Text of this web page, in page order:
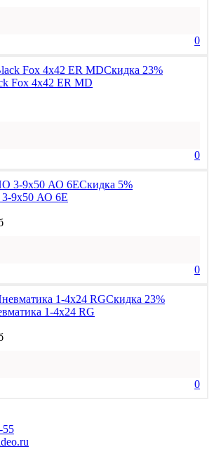
0
Скидка 23%
Fox 4x42 ER MD
0
Скидка 5%
9x50 АО 6Е
0
Скидка 23%
1-4х24 RG
0
55